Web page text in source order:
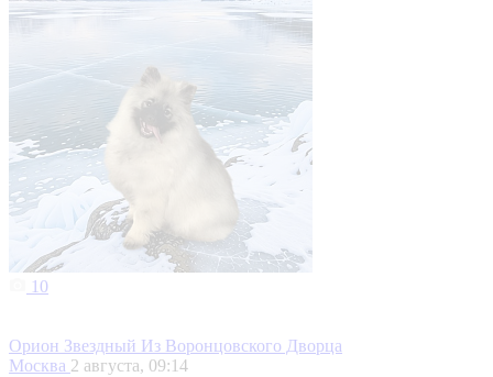
10
Орион Звездный Из Воронцовского Дворца
Москва 2 августа, 09:14